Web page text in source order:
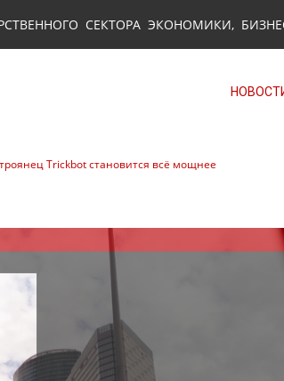
СЕКТОРА ЭКОНОМИКИ,
Trickbot становится всё мощнее